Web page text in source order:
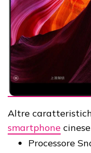
Altre
smartphone
Processore